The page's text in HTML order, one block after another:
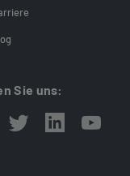
Sie uns: